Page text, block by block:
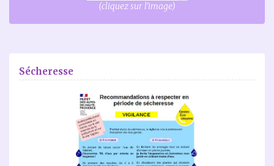
(cliquez sur l'image)
Sécheresse